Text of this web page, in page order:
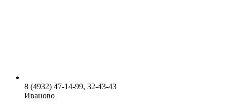
8 (4932) 47-14-99, 32-43-43
Иваново